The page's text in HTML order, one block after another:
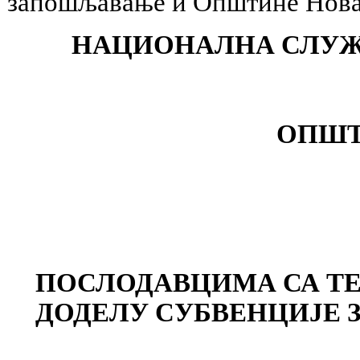
НАЦИОНАЛНА
ПОСЛОДАВЦИМА СА
ДОДЕЛУ СУБВЕНЦИЈЕ